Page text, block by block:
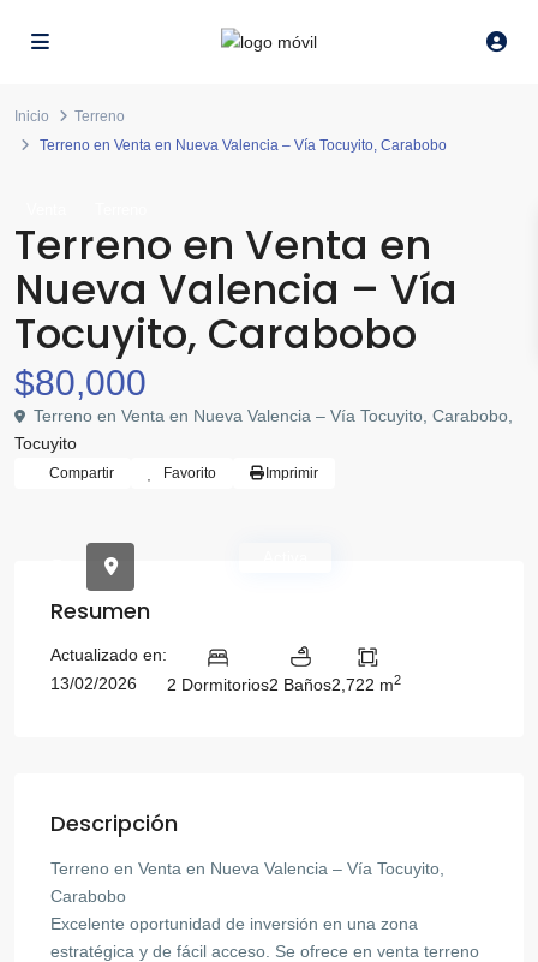
Inicio
Terreno
Terreno en Venta en Nueva Valencia – Vía Tocuyito, Carabobo
Terreno en Venta en
Nueva Valencia – Vía
Tocuyito, Carabobo
$80,000
Terreno en Venta en Nueva Valencia – Vía Tocuyito, Carabobo,
Tocuyito
Compartir Favorito Imprimir
Resumen
Actualizado en:
13/02/2026
2 Dormitorios2 Baños2,722 m2
Descripción
Terreno en Venta en Nueva Valencia – Vía Tocuyito,
Carabobo
Excelente oportunidad de inversión en una zona
estratégica y de fácil acceso. Se ofrece en venta terreno